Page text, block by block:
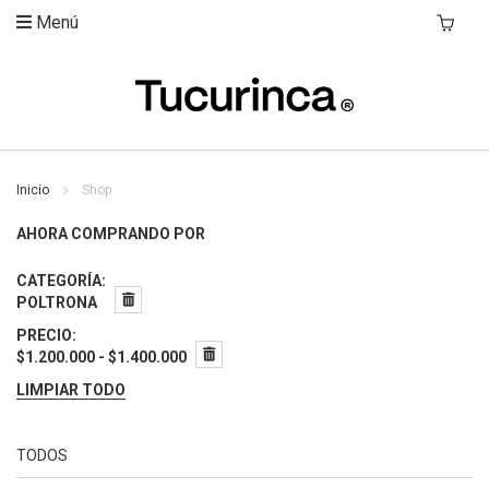
Menú Mi
Inicio Shop
AHORA COMPRANDO POR
CATEGORÍA
POLTRONA
PRECIO
$1.200.000 - $1.400.000
LIMPIAR TODO
TODOS